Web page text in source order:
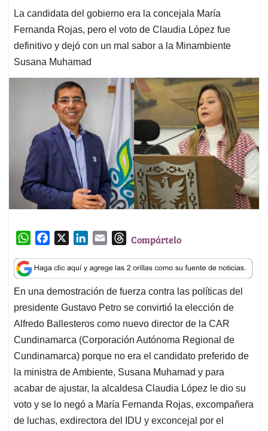
La candidata del gobierno era la concejala María
Fernanda Rojas, pero el voto de Claudia López fue
definitivo y dejó con un mal sabor a la Minambiente
Susana Muhamad
W
a
t
s
A
p
p
c
e
b
o
o
k
n
k
e
d
I
n
a
i
l
T
r
e
a
d
s
Compártelo
En una demostración de fuerza contra las políticas del
presidente Gustavo Petro se convirtió la elección de
Alfredo Ballesteros como nuevo director de la CAR
Cundinamarca (Corporación Autónoma Regional de
Cundinamarca) porque no era el candidato preferido de
la ministra de Ambiente, Susana Muhamad y para
acabar de ajustar, la alcaldesa Claudia López le dio su
voto y se lo negó a María Fernanda Rojas, excompañera
de luchas, exdirectora del IDU y exconcejal por el